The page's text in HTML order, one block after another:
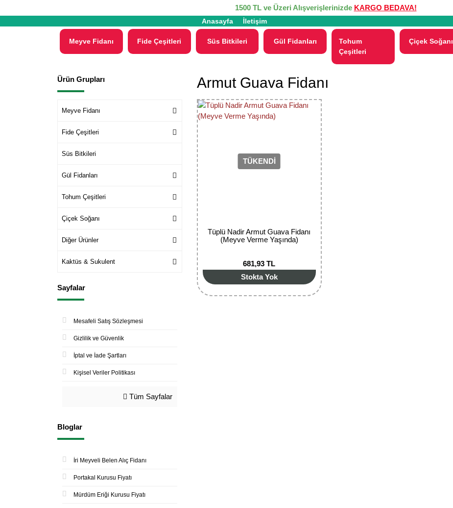
1500 TL ve Üzeri Alışverişlerinizde KARGO BEDAVA!
Anasayfa İletişim
Meyve Fidanı Fide Çeşitleri Süs Bitkileri Gül Fidanları
Tohum
Çeşitleri
Çiçek Soğanı
Ürün Grupları
Meyve Fidanı
Fide Çeşitleri
Süs Bitkileri
Gül Fidanları
Tohum Çeşitleri
Çiçek Soğanı
Diğer Ürünler
Kaktüs & Sukulent
Sayfalar
Mesafeli Satış Sözleşmesi
Gizlilik ve Güvenlik
İptal ve İade Şartları
Kişisel Veriler Politikası
Tüm Sayfalar
Bloglar
İri Meyveli Belen Alıç Fidanı
Portakal Kurusu Fiyatı
Mürdüm Eriği Kurusu Fiyatı
Armut Guava Fidanı
TÜKENDİ
Tüplü Nadir Armut Guava Fidanı
(Meyve Verme Yaşında)
681,93 TL
Stokta Yok